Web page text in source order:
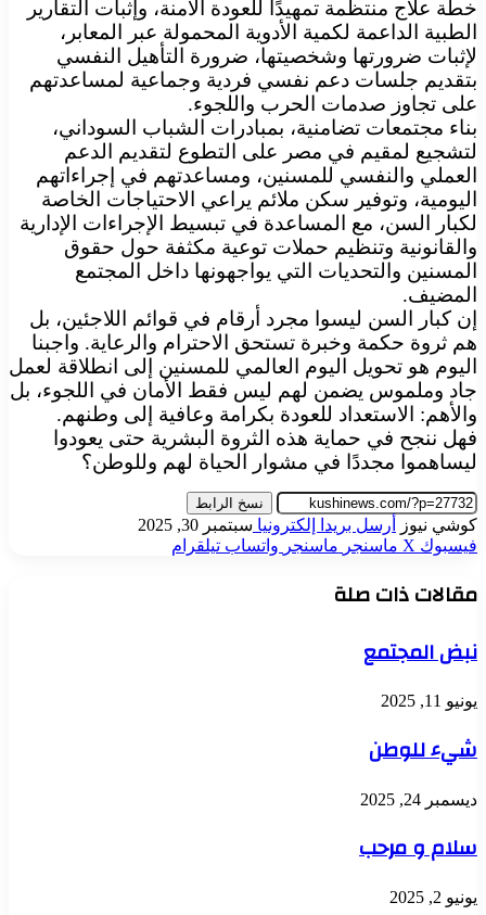
خطة علاج منتظمة تمهيدًا للعودة الآمنة، وإثبات التقارير
الطبية الداعمة لكمية الأدوية المحمولة عبر المعابر،
لإثبات ضرورتها وشخصيتها، ضرورة التأهيل النفسي
بتقديم جلسات دعم نفسي فردية وجماعية لمساعدتهم
على تجاوز صدمات الحرب واللجوء.
بناء مجتمعات تضامنية، بمبادرات الشباب السوداني،
لتشجيع لمقيم في مصر على التطوع لتقديم الدعم
العملي والنفسي للمسنين، ومساعدتهم في إجراءاتهم
اليومية، وتوفير سكن ملائم يراعي الاحتياجات الخاصة
لكبار السن، مع المساعدة في تبسيط الإجراءات الإدارية
والقانونية وتنظيم حملات توعية مكثفة حول حقوق
المسنين والتحديات التي يواجهونها داخل المجتمع
المضيف.
إن كبار السن ليسوا مجرد أرقام في قوائم اللاجئين، بل
هم ثروة حكمة وخبرة تستحق الاحترام والرعاية. واجبنا
اليوم هو تحويل اليوم العالمي للمسنين إلى انطلاقة لعمل
جاد وملموس يضمن لهم ليس فقط الأمان في اللجوء، بل
والأهم: الاستعداد للعودة بكرامة وعافية إلى وطنهم.
فهل ننجح في حماية هذه الثروة البشرية حتى يعودوا
ليساهموا مجددًا في مشوار الحياة لهم وللوطن؟
نسخ الرابط
كوشي نيوز أرسل بريدا إلكترونيا سبتمبر 30, 2025
فيسبوك ‫X ماسنجر ماسنجر واتساب تيلقرام
مقالات ذات صلة
نبض المجتمع
يونيو 11, 2025
شيء للوطن
ديسمبر 24, 2025
سلام و مرحب
يونيو 2, 2025